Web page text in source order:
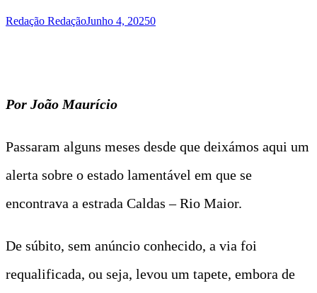
Redação RedaçãoJunho 4, 20250
Por João Maurício
Passaram alguns meses desde que deixámos aqui um
alerta sobre o estado lamentável em que se
encontrava a estrada Caldas – Rio Maior.
De súbito, sem anúncio conhecido, a via foi
requalificada, ou seja, levou um tapete, embora de